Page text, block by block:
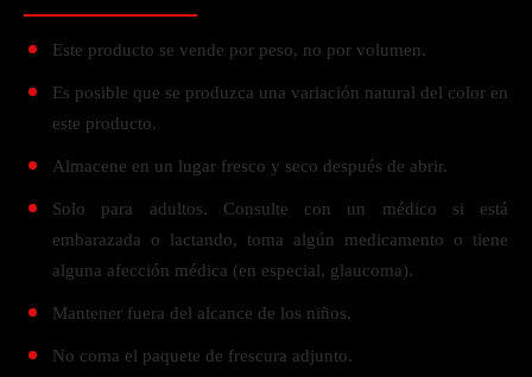
Este producto se vende por peso, no por volumen.
Es posible que se produzca una variación natural del color en
este producto.
Almacene en un lugar fresco y seco después de abrir.
Solo para adultos. Consulte con un médico si está
embarazada o lactando, toma algún medicamento o tiene
alguna afección médica (en especial, glaucoma).
Mantener fuera del alcance de los niños.
No coma el paquete de frescura adjunto.